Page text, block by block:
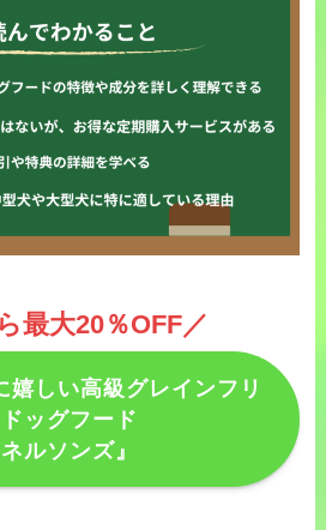
最大20％OFF／
嬉しい高級グレインフリ
ッグフード
ネルソンズ』